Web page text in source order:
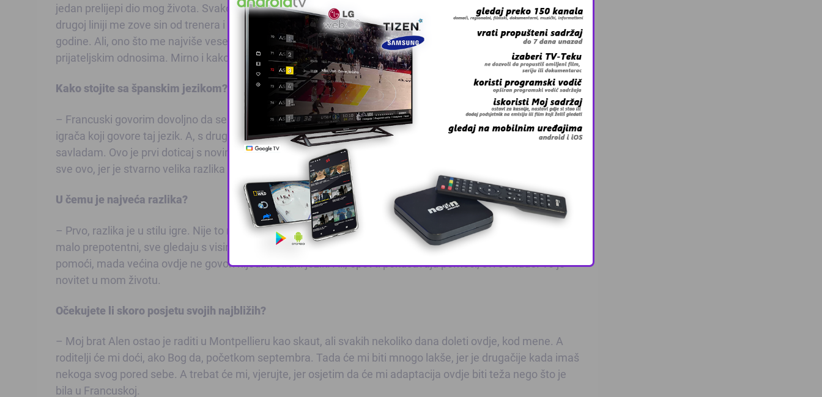
jedan prelijepi dio mog života. Svakodnevno sam u kontaktu s njima. Evo, upravo dok razgovaramo na
drugoj liniji me zove sin od trenera i posebno tih prvih dana mi je nedostajao klub. Bile su to dvije prelijepe
godine. Ali, ono što me najviše veseli u svemu ovome jeste da sam se sa Monpeljeom razišao u zaista
prijateljskim odnosima. Mirno i kako bi to, inače, trebalo biti.
Kako stojite sa španskim jezikom?
– Francuski govorim dovoljno da se mogu sporazumjeti i to mi pomaže u ovom trenutku, jer ima pet-šest
igrača koji govore taj jezik. A, s druge strane, sličan je španskom tako da pomaže i da novi jezik brže
savladam. Ovo je prvi doticaj s novim jezikom, kulturom, narodom. Trebat će mi dosta vremena da prihvatim
sve ovo, jer je stvarno velika razlika između Francuske i Španije.
U čemu je najveća razlika?
– Prvo, razlika je u stilu igre. Nije to ni blizu francuske lige. Potom, kontakt s ljudima. Francuzi su, rekao bih,
malo prepotentni, sve gledaju s visine, dok ovdje, u Španiji, svi hoće da ti budu blizu. Pokušavaju ti svi
pomoći, mada većina ovdje ne govori nijedan strani jezik. Ali, opet ti pokušavaju pomoći, svi se nude. To je
novitet u mom životu.
Očekujete li skoro posjetu svojih najbližih?
– Moj brat Alen ostao je raditi u Montpellieru kao skaut, ali svakih nekoliko dana doleti ovdje, kod mene. A
roditelji će mi doći, ako Bog da, početkom septembra. Tada će mi biti mnogo lakše, jer je drugačije kada imaš
nekoga svog pored sebe. A trebat će mi, vjerujte, jer osjetim da će mi adaptacija ovdje biti teža nego što je
bila u Francuskoj.
This popup will close in: 10